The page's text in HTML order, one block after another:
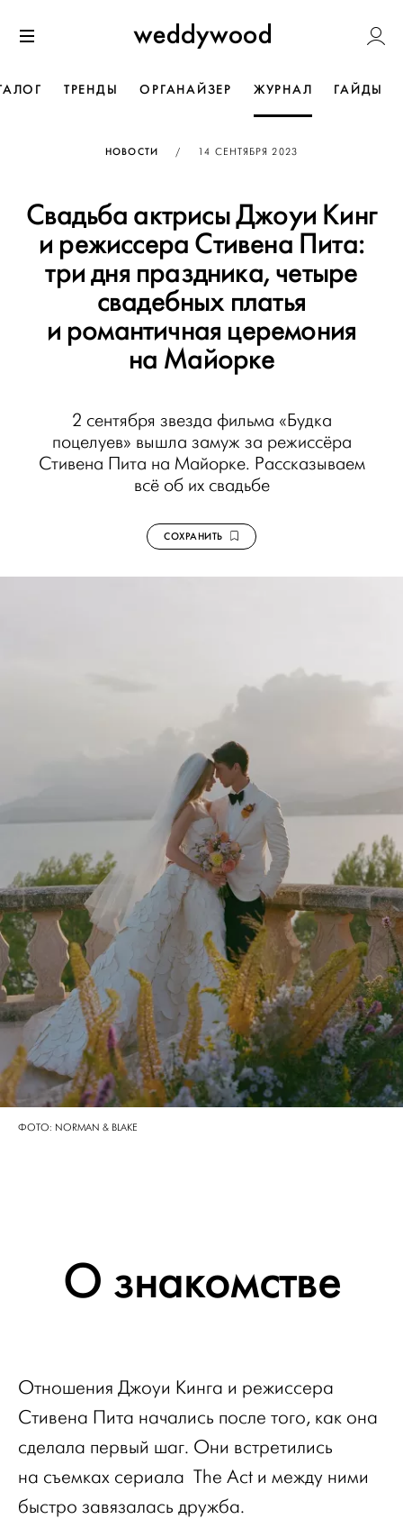
к содержанию
Weddywood
ТРЕНДЫ ОРГАНАЙЗЕР ЖУРНАЛ ГАЙДЫ
НОВОСТИ / ОПУБЛИКОВАНО
14 СЕНТЯБРЯ 2023
Свадьба актрисы Джоуи Кинг
и режиссера Стивена Пита:
три дня праздника, четыре
свадебных платья
и романтичная церемония
на Майорке
2 сентября звезда фильма «Будка
поцелуев» вышла замуж за режиссёра
Стивена Пита на Майорке. Рассказываем
всё об их свадьбе
СОХРАНИТЬ
ФОТО: NORMAN & BLAKE
О знакомстве
Отношения Джоуи Кинга и режиссера
Стивена Пита начались после того, как она
сделала первый шаг. Они встретились
на съемках сериала The Act и между ними
быстро завязалась дружба.